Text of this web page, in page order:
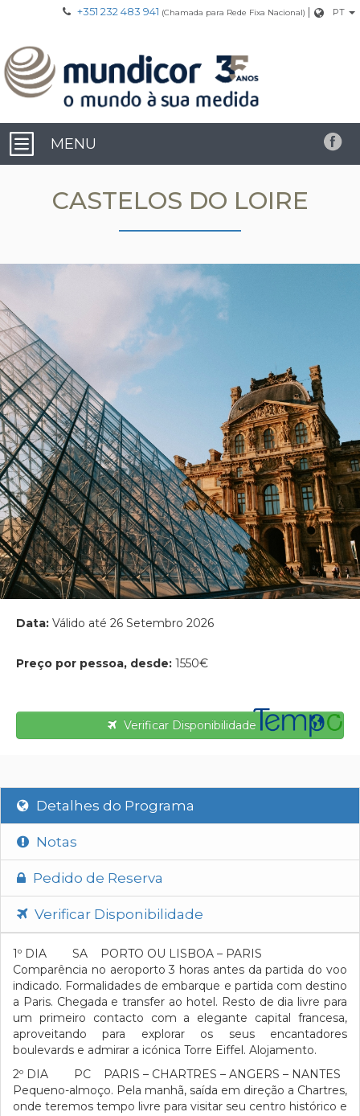
+351 232 483 941 (Chamada para Rede Fixa Nacional) | PT
MENU
CASTELOS DO LOIRE
Data: Válido até 26 Setembro 2026
Preço por pessoa, desde: 1550€
Verificar Disponibilidade
Detalhes do Programa
Notas
Pedido de Reserva
Verificar Disponibilidade
1º DIA SA PORTO OU LISBOA – PARIS
Comparência no aeroporto 3 horas antes da partida do voo
indicado. Formalidades de embarque e partida com destino
a Paris. Chegada e transfer ao hotel. Resto de dia livre para
um primeiro contacto com a elegante capital francesa,
aproveitando para explorar os seus encantadores
boulevards e admirar a icónica Torre Eiffel. Alojamento.
2º DIA PC PARIS – CHARTRES – ANGERS – NANTES
Pequeno-almoço. Pela manhã, saída em direção a Chartres,
onde teremos tempo livre para visitar seu centro histórico e